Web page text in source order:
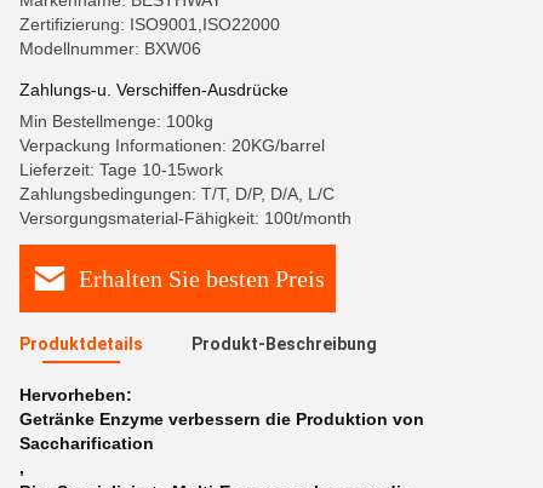
Zertifizierung: ISO9001,ISO22000
Modellnummer: BXW06
Zahlungs-u. Verschiffen-Ausdrücke
Min Bestellmenge: 100kg
Verpackung Informationen: 20KG/barrel
Lieferzeit: Tage 10-15work
Zahlungsbedingungen: T/T, D/P, D/A, L/C
Versorgungsmaterial-Fähigkeit: 100t/month
Erhalten Sie besten Preis
Produktdetails Produkt-Beschreibung
Hervorheben:
Getränke Enzyme verbessern die Produktion von
Saccharification
,